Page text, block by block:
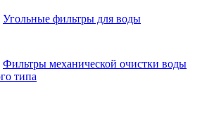
Угольные фильтры для воды
Фильтры механической очистки воды
типа